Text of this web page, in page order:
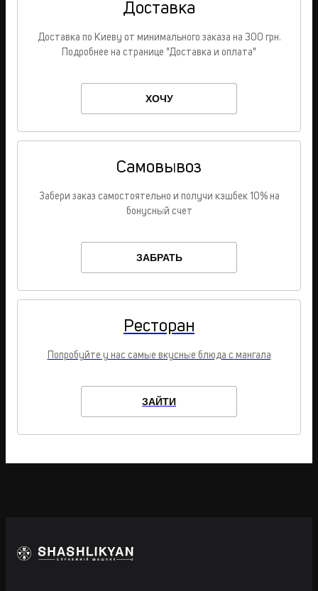
Доставка
Доставка по Киеву от минимального заказа на 300 грн.
Подробнее на странице "Доставка и оплата"
ХОЧУ
Самовывоз
Забери заказ самостоятельно и получи кэшбек 10% на
бонусный счет
ЗАБРАТЬ
Ресторан
Попробуйте у нас самые вкусные блюда с мангала
ЗАЙТИ